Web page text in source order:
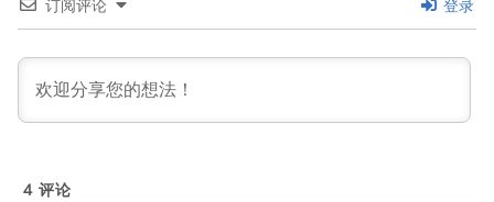
订阅评论 登录
4 评论